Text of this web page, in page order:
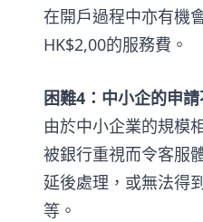
在開戶過程中亦有機
HK$2,00的服務費。
困難4：中小企的申
由於中小企業的規模
被銀行重視而令客服
延後處理，或無法得
等。